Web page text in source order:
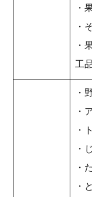
・
・
・
工
・
・
・
・
・
・